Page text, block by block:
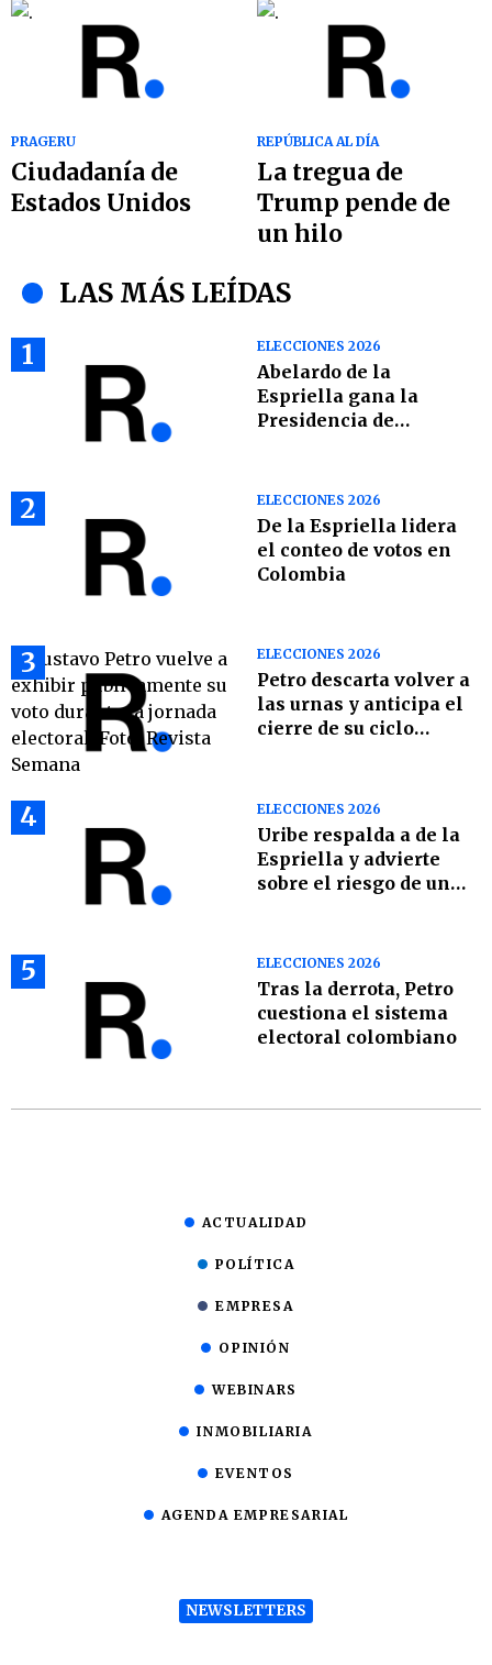
PRAGERU
Ciudadanía de
Estados Unidos
REPÚBLICA AL DÍA
La tregua de
Trump pende de
un hilo
LAS MÁS LEÍDAS
1
ELECCIONES 2026
Abelardo de la
Espriella gana la
Presidencia de
2 ELECCIONES 2026
De la Espriella lidera
el conteo de votos en
Colombia
3 ELECCIONES 2026
Petro descarta volver a
las urnas y anticipa el
cierre de su ciclo
4 ELECCIONES 2026
Uribe respalda a de la
Espriella y advierte
sobre el riesgo de una
5 ELECCIONES 2026
Tras la derrota, Petro
cuestiona el sistema
electoral colombiano
ACTUALIDAD
POLÍTICA
EMPRESA
OPINIÓN
WEBINARS
INMOBILIARIA
EVENTOS
AGENDA EMPRESARIAL
NEWSLETTERS